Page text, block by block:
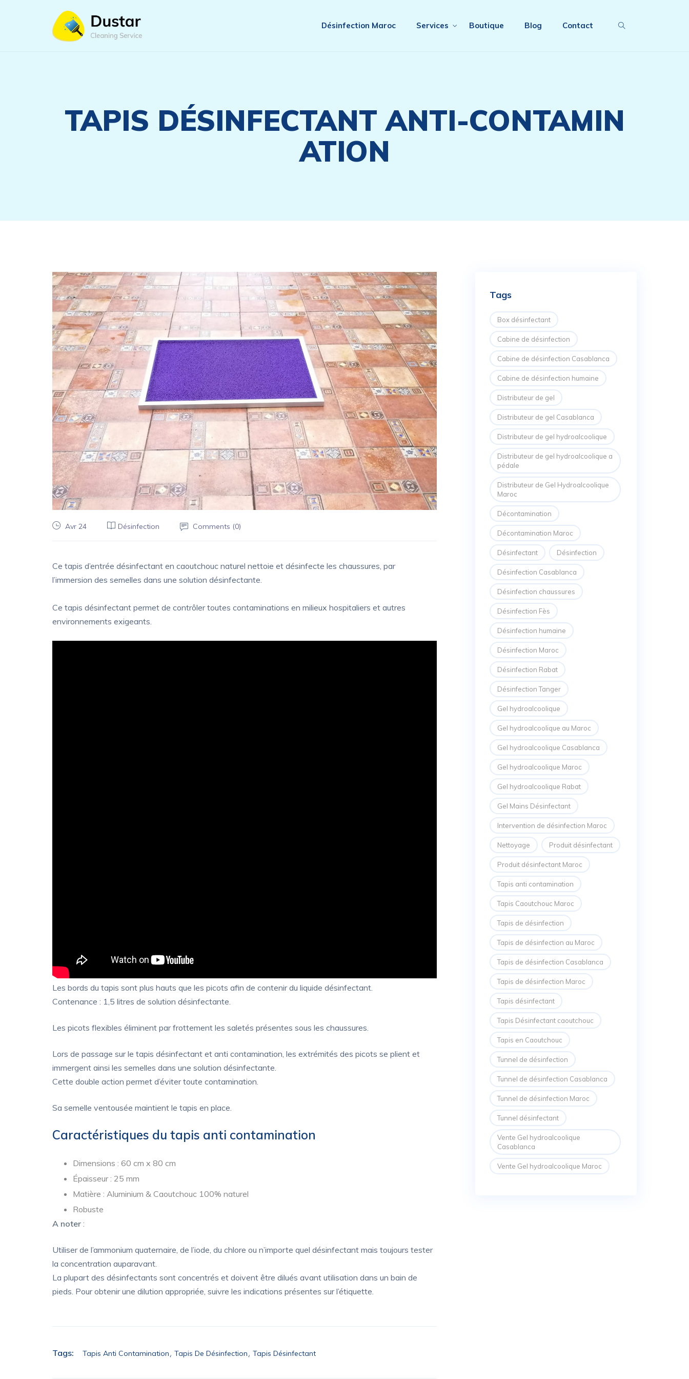
Désinfection Maroc Services Boutique Blog Contact
TAPIS DÉSINFECTANT ANTI-CONTAMIN
ATION
Avr 24 Désinfection Comments (0)
Ce tapis d’entrée désinfectant en caoutchouc naturel nettoie et désinfecte les chaussures, par
l’immersion des semelles dans une solution désinfectante.
Ce tapis désinfectant permet de contrôler toutes contaminations en milieux hospitaliers et autres
environnements exigeants.
Les bords du tapis sont plus hauts que les picots afin de contenir du liquide désinfectant.
Contenance : 1,5 litres de solution désinfectante.
Les picots flexibles éliminent par frottement les saletés présentes sous les chaussures.
Lors de passage sur le tapis désinfectant et anti contamination, les extrémités des picots se plient et
immergent ainsi les semelles dans une solution désinfectante.
Cette double action permet d’éviter toute contamination.
Sa semelle ventousée maintient le tapis en place.
Caractéristiques du tapis anti contamination
Dimensions : 60 cm x 80 cm
Épaisseur : 25 mm
Matière : Aluminium & Caoutchouc 100% naturel
Robuste
A noter :
Utiliser de l’ammonium quaternaire, de l’iode, du chlore ou n’importe quel désinfectant mais toujours tester
la concentration auparavant.
La plupart des désinfectants sont concentrés et doivent être dilués avant utilisation dans un bain de
pieds. Pour obtenir une dilution appropriée, suivre les indications présentes sur l’étiquette.
Tags: Tapis Anti Contamination Tapis De Désinfection Tapis Désinfectant
Tags
Box désinfectant
Cabine de désinfection
Cabine de désinfection Casablanca
Cabine de désinfection humaine
Distributeur de gel
Distributeur de gel Casablanca
Distributeur de gel hydroalcoolique
Distributeur de gel hydroalcoolique a
pédale
Distributeur de Gel Hydroalcoolique
Maroc
Décontamination
Décontamination Maroc
Désinfectant Désinfection
Désinfection Casablanca
Désinfection chaussures
Désinfection Fès
Désinfection humaine
Désinfection Maroc
Désinfection Rabat
Désinfection Tanger
Gel hydroalcoolique
Gel hydroalcoolique au Maroc
Gel hydroalcoolique Casablanca
Gel hydroalcoolique Maroc
Gel hydroalcoolique Rabat
Gel Mains Désinfectant
Intervention de désinfection Maroc
Nettoyage Produit désinfectant
Produit désinfectant Maroc
Tapis anti contamination
Tapis Caoutchouc Maroc
Tapis de désinfection
Tapis de désinfection au Maroc
Tapis de désinfection Casablanca
Tapis de désinfection Maroc
Tapis désinfectant
Tapis Désinfectant caoutchouc
Tapis en Caoutchouc
Tunnel de désinfection
Tunnel de désinfection Casablanca
Tunnel de désinfection Maroc
Tunnel désinfectant
Vente Gel hydroalcoolique
Casablanca
Vente Gel hydroalcoolique Maroc